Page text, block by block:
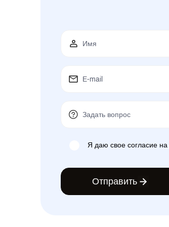
Я даю свое согласие на
Отправить